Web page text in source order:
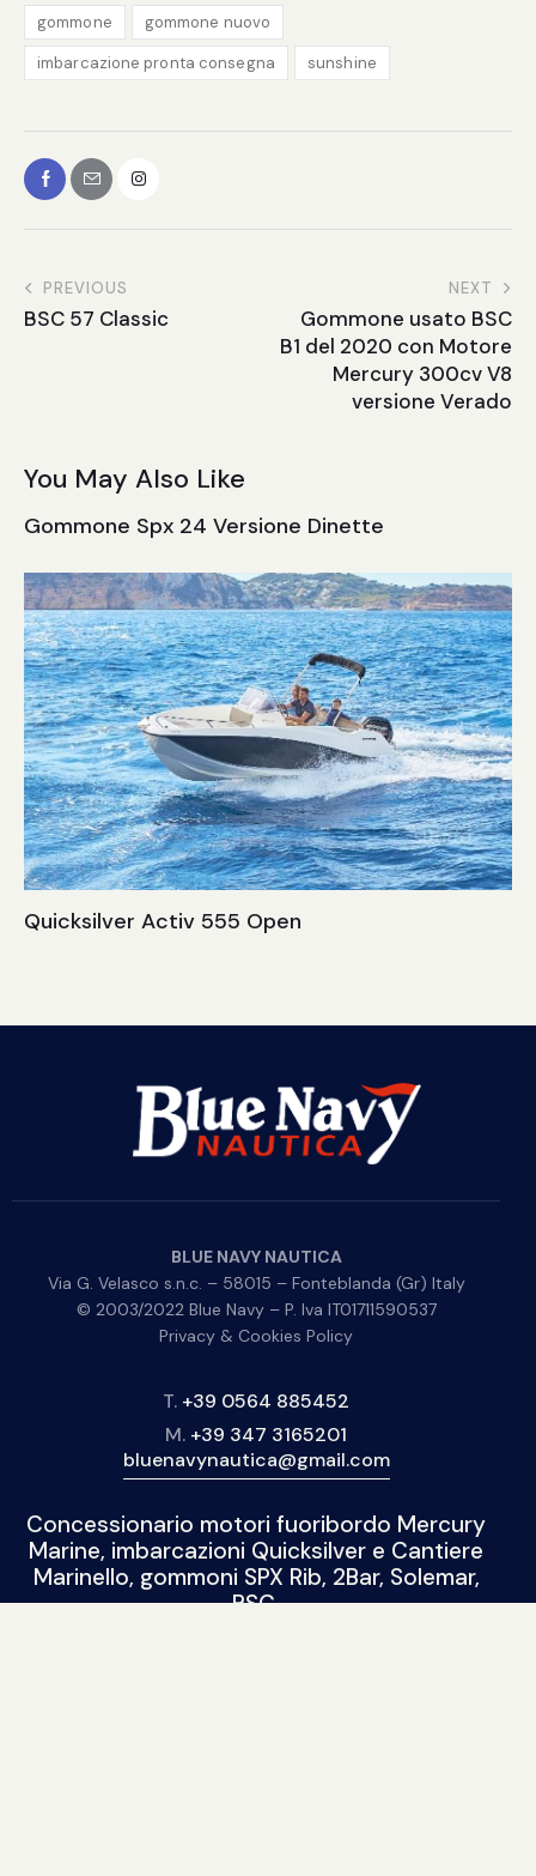
gommone gommone nuovo
imbarcazione pronta consegna sunshine
PREVIOUS
BSC 57 Classic
NEXT
Gommone usato BSC
B1 del 2020 con Motore
Mercury 300cv V8
versione Verado
You May Also Like
Gommone Spx 24 Versione Dinette
Quicksilver Activ 555 Open
BLUE NAVY NAUTICA
Via G. Velasco s.n.c. – 58015 – Fonteblanda (Gr) Italy
© 2003/2022 Blue Navy – P. Iva IT01711590537
Privacy & Cookies Policy
T. +39 0564 885452
M. +39 347 3165201
bluenavynautica@gmail.com
Concessionario motori fuoribordo Mercury
Marine, imbarcazioni Quicksilver e Cantiere
Marinello, gommoni SPX Rib, 2Bar, Solemar,
BSC.